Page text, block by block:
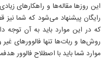
این روزها مقاله‌ها و راهکار‌های
رایگان پیشنهاد می‌شود که شما نیز
که در این موارد باید به آن
روش‌ها و ربات‌ها تنها فالوورهای
موارد شما باید با اصطلاح فالوور